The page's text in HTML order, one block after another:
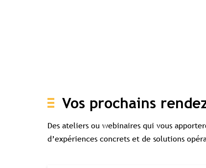
Vos prochains
Des ateliers ou webinaires qui vous
d’expériences concrets et de solutions